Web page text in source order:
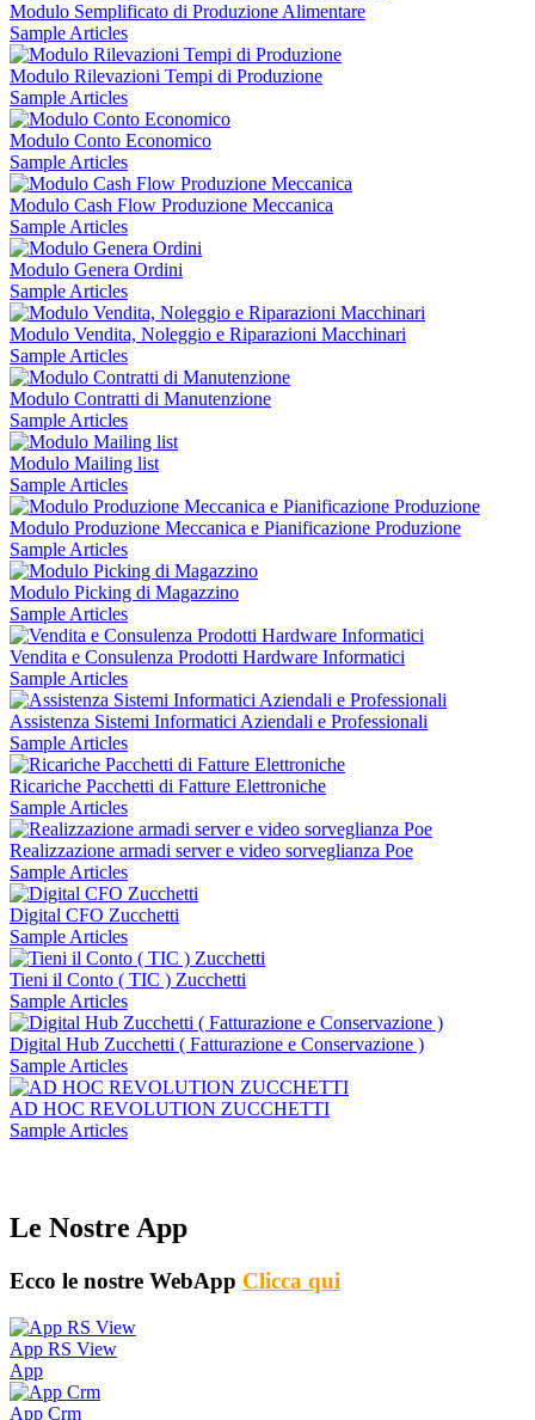
Modulo Semplificato di Produzione Alimentare
Sample Articles
Modulo Rilevazioni Tempi di Produzione
Sample Articles
Modulo Conto Economico
Sample Articles
Modulo Cash Flow Produzione Meccanica
Sample Articles
Modulo Genera Ordini
Sample Articles
Modulo Vendita, Noleggio e Riparazioni Macchinari
Sample Articles
Modulo Contratti di Manutenzione
Sample Articles
Modulo Mailing list
Sample Articles
Modulo Produzione Meccanica e Pianificazione Produzione
Sample Articles
Modulo Picking di Magazzino
Sample Articles
Vendita e Consulenza Prodotti Hardware Informatici
Sample Articles
Assistenza Sistemi Informatici Aziendali e Professionali
Sample Articles
Ricariche Pacchetti di Fatture Elettroniche
Sample Articles
Realizzazione armadi server e video sorveglianza Poe
Sample Articles
Digital CFO Zucchetti
Sample Articles
Tieni il Conto ( TIC ) Zucchetti
Sample Articles
Digital Hub Zucchetti ( Fatturazione e Conservazione )
Sample Articles
AD HOC REVOLUTION ZUCCHETTI
Sample Articles
Le Nostre App
Ecco le nostre WebApp Clicca qui
App RS View
App
App Crm